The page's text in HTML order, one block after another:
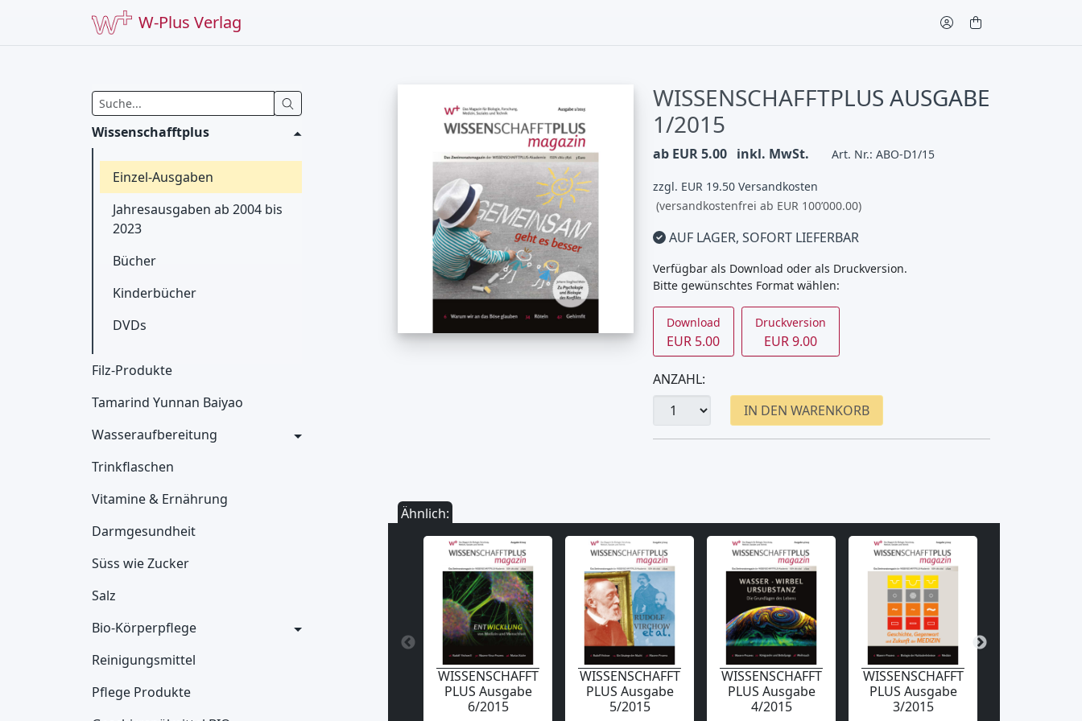
W-Plus Verlag
Wissenschafftplus
Einzel-Ausgaben
Jahresausgaben ab 2004 bis
2023
Bücher
Kinderbücher
DVDs
Filz-Produkte
Tamarind Yunnan Baiyao
Wasseraufbereitung
Trinkflaschen
Vitamine & Ernährung
Darmgesundheit
Süss wie Zucker
Salz
Bio-Körperpflege
Reinigungsmittel
Pflege Produkte
WISSENSCHAFFTPLUS AUSGABE
1/2015
ab EUR 5.00 inkl. MwSt. Art. Nr.: ABO-D1/15
zzgl. EUR 19.50 Versandkosten
(versandkostenfrei ab EUR 100’000.00)
AUF LAGER, SOFORT LIEFERBAR
Verfügbar als Download oder als Druckversion.
Bitte gewünschtes Format wählen:
Download
EUR 5.00
Druckversion
EUR 9.00
ANZAHL:
IN DEN WARENKORB
Ähnlich:
WISSENSCHAFFT
PLUS Ausgabe
6/2015
WISSENSCHAFFT
PLUS Ausgabe
5/2015
WISSENSCHAFFT
PLUS Ausgabe
4/2015
WISSENSCHAFFT
PLUS Ausgabe
3/2015